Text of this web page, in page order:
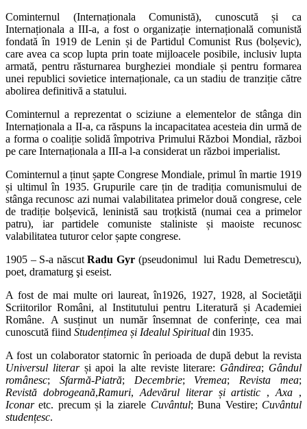
Cominternul (Internaționala Comunistă), cunoscută și ca
Internaționala a III-a, a fost o organizație internațională comunistă
fondată în 1919 de Lenin și de Partidul Comunist Rus (bolșevic),
care avea ca scop lupta prin toate mijloacele posibile, inclusiv lupta
armată, pentru răsturnarea burgheziei mondiale și pentru formarea
unei republici sovietice internaționale, ca un stadiu de tranziție către
abolirea definitivă a statului.
Cominternul a reprezentat o sciziune a elementelor de stânga din
Internaționala a II-a, ca răspuns la incapacitatea acesteia din urmă de
a forma o coaliție solidă împotriva Primului Război Mondial, război
pe care Internaționala a III-a l-a considerat un război imperialist.
Cominternul a ținut șapte Congrese Mondiale, primul în martie 1919
și ultimul în 1935. Grupurile care țin de tradiția comunismului de
stânga recunosc azi numai valabilitatea primelor două congrese, cele
de tradiție bolșevică, leninistă sau troțkistă (numai cea a primelor
patru), iar partidele comuniste staliniste și maoiste recunosc
valabilitatea tuturor celor șapte congrese.
1905 – S-a născutRadu Gyr (pseudonimul lui Radu Demetrescu),
poet, dramaturg şi eseist.
A fost de mai multe ori laureat, în1926, 1927, 1928, al Societăţii
Scriitorilor Români, al Institutului pentru Literatură și Academiei
Române. A susținut un număr însemnat de conferințe, cea mai
cunoscută fiind Studențimea și Idealul Spiritual din 1935.
A fost un colaborator statornic în perioada de după debut la revista
Universul literarși apoi la alte reviste literare: Gândirea; Gândul
românesc; Sfarmă-Piatră; Decembrie; Vremea; Revista mea;
Revistă dobrogeană,Ramuri, Adevărul literar și artistic ,Axa ,
Iconaretc. precum și la ziarele Cuvântul; Buna Vestire; Cuvântul
studențesc.